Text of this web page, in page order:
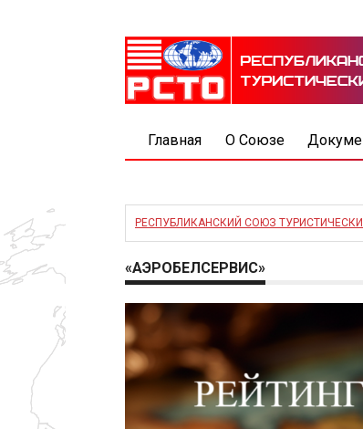
Главная О Союзе
РЕСПУБЛИКАНСКИЙ СОЮЗ
«АЭРОБЕЛСЕРВИС»